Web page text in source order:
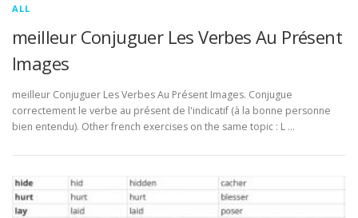
ALL
meilleur Conjuguer Les Verbes Au Présent
Images
meilleur Conjuguer Les Verbes Au Présent Images. Conjugue
correctement le verbe au présent de l'indicatif (à la bonne personne
bien entendu). Other french exercises on the same topic : L …